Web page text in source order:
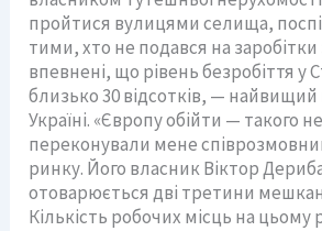
пройтися вулицями селища,
тими, хто не подався на
впевнені, що рівень безробіття у
близько 30 відсотків, — найвищий
Україні. «Європу обійти — такого
переконували мене
ринку. Його власник Віктор
отоварюється дві третини
Кількість робочих місць на